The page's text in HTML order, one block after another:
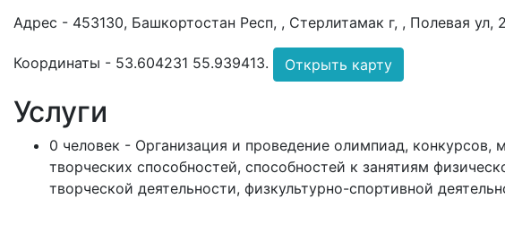
Адрес - 453130, Башкортостан Респ, , Стерлитамак г, , Полевая ул,
Координаты - 53.604231 55.939413. Открыть карту
Услуги
0 человек - Организация и проведение олимпиад,
творческих способностей, способностей к занятиям
творческой деятельности, физкультурно-спортивной